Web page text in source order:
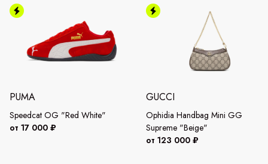
PUMA
Speedcat OG "Red White"
от 17 000 ₽
GUCCI
Ophidia Handbag Mini GG
Supreme "Beige"
от 123 000 ₽